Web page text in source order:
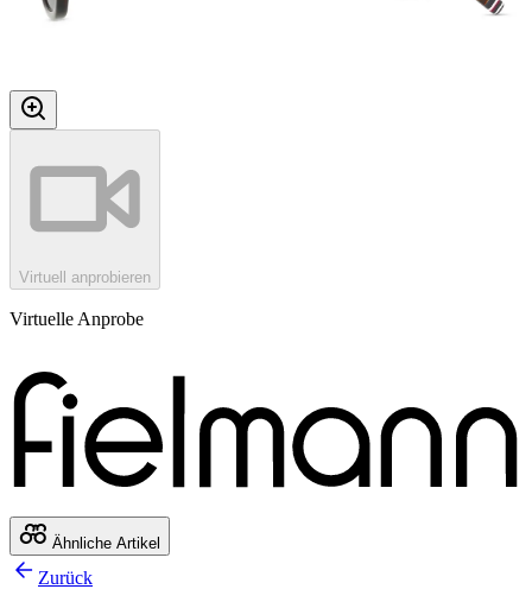
Virtuell anprobieren
Virtuelle Anprobe
Ähnliche Artikel
Zurück